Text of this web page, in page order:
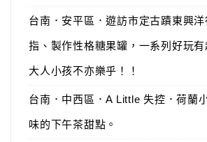
台南．安平區．遊訪市定古蹟東興
指、製作性格糖果罐，一系列好玩有
大人小孩不亦樂乎！！
台南．中西區．A Little 失控．荷蘭
味的下午茶甜點。